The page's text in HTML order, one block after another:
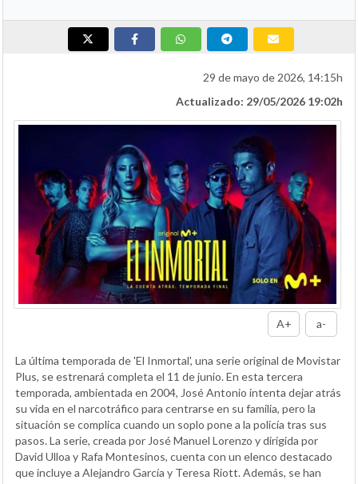
29 de mayo de 2026, 14:15h
Actualizado: 29/05/2026 19:02h
A+ a-
La última temporada de 'El Inmortal', una serie original de Movistar
Plus, se estrenará completa el 11 de junio. En esta tercera
temporada, ambientada en 2004, José Antonio intenta dejar atrás
su vida en el narcotráfico para centrarse en su familia, pero la
situación se complica cuando un soplo pone a la policía tras sus
pasos. La serie, creada por José Manuel Lorenzo y dirigida por
David Ulloa y Rafa Montesinos, cuenta con un elenco destacado
que incluye a Alejandro García y Teresa Riott. Además, se han